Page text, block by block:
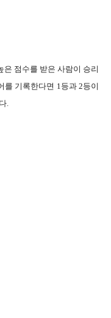
점수를 받은 사람이 승리
를 기록한다면 1등과 2등이
.